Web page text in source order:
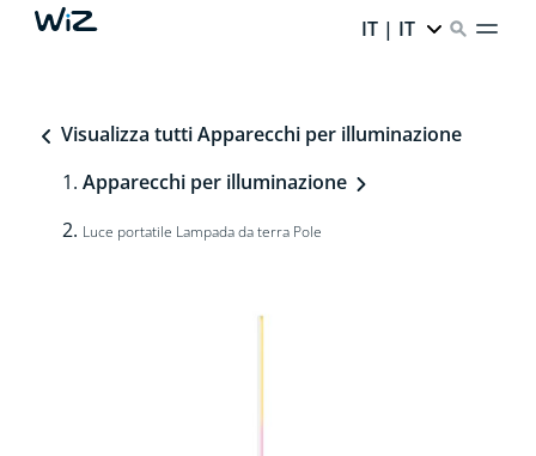
IT | IT
Visualizza tutti Apparecchi per illuminazione
Apparecchi per illuminazione
Luce portatile Lampada da terra Pole